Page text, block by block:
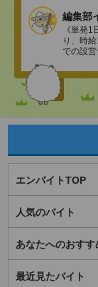
編集部
《単発
り、時
での設
エンバイトTOP
人気のバイト
あなたへのおすす
最近見たバイト